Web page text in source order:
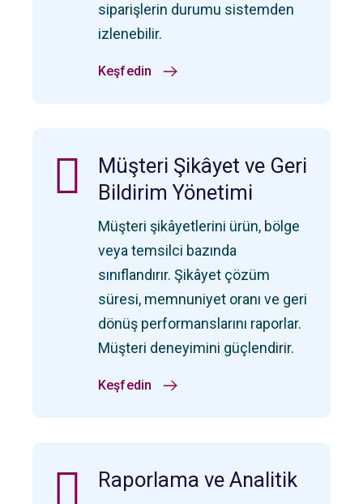
siparişlerin durumu sistemden
izlenebilir.
Keşfedin
Müşteri Şikâyet ve Geri
Bildirim Yönetimi
Müşteri şikâyetlerini ürün, bölge
veya temsilci bazında
sınıflandırır. Şikâyet çözüm
süresi, memnuniyet oranı ve geri
dönüş performanslarını raporlar.
Müşteri deneyimini güçlendirir.
Keşfedin
Raporlama ve Analitik